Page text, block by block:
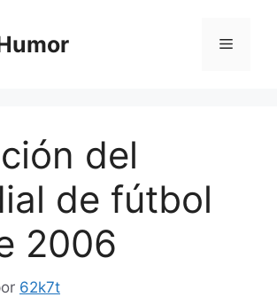
Menú
del
de fútbol
2006
62k7t